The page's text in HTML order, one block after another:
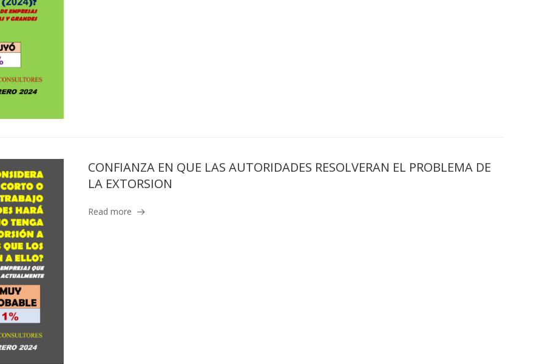
CONFIANZA EN QUE LAS AUTORIDADES RESOLVERAN EL PROBLEMA DE
LA EXTORSION
Read more